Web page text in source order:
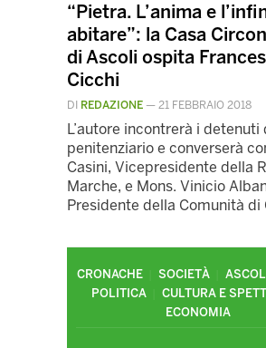
“Pietra. L’anima e
abitare”: la Casa
di Ascoli ospita
Cicchi
DI REDAZIONE — 21 FEBBRAIO 2018
L’autore incontrerà i detenuti
penitenziario e converserà
Casini, Vicepresidente della
Marche, e Mons. Vinicio
Presidente della Comunità di
CRONACHE SOCIETÀ
POLITICA
CULTURA E
ECONOMIA